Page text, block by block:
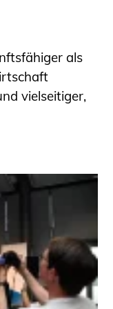
als
vielseitiger,